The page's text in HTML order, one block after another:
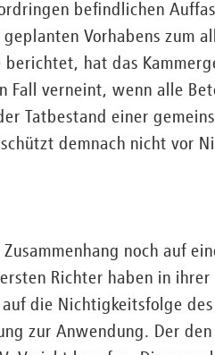
befindlichen
Vorhabens zum
berichtet, hat das
Fall verneint, wenn alle
Tatbestand einer
demnach nicht vor
noch auf
Richter haben in
die Nichtigkeitsfolge
zur Anwendung. Der